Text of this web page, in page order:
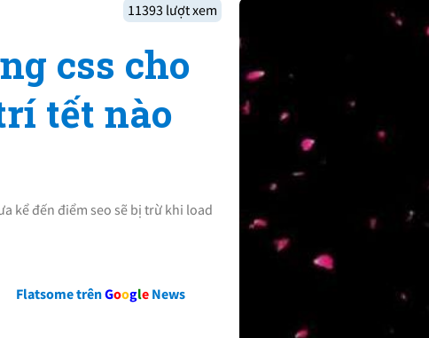
11393 lượt xem
css cho
tết nào
kể đến điểm seo sẽ bị trừ khi load
Flatsome trênGoogleNews